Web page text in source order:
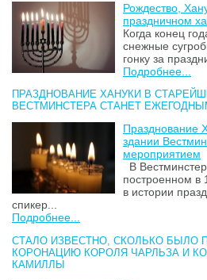
Рождество,
праздничном
Когда конец
снежные
гонку за
Подробнее...
ПРАЗДНОВАНИЕ ХАНУКИ В
ВЕСТМИНСТЕРА СТАНЕТ
Празднование
здании
мероприятием
В
построенном в
в истории
спикер...
Подробнее...
СТАЛО ИЗВЕСТНО, СКОЛЬКО БЫЛО
КОРОНАЦИЮ КОРОЛЯ ЧАРЛЬЗА И
КАМИЛЛЫ